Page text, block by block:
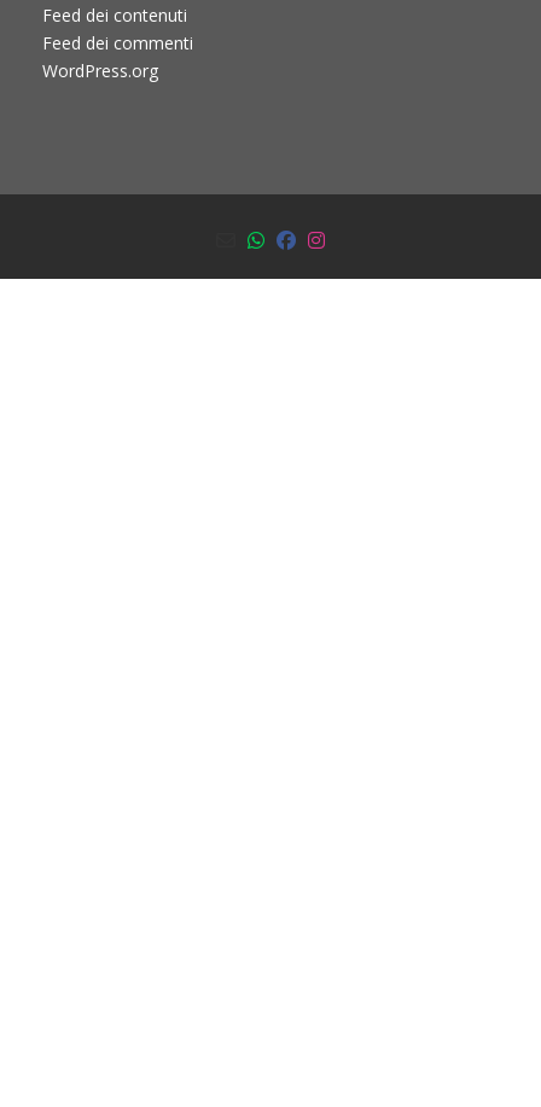
Feed dei contenuti
Feed dei commenti
WordPress.org